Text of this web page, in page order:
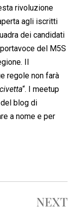
rivoluzione
agli iscritti
dei candidati
del M5S
Il
regole non farà
“. I meetup
blog di
a nome e per
NEXT